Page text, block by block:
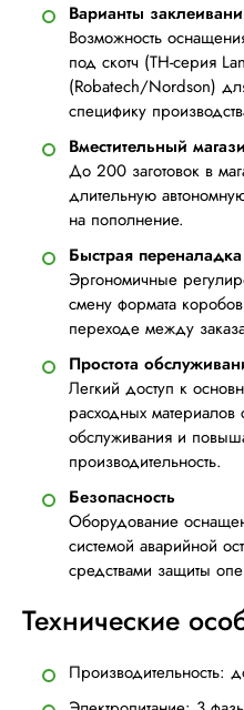
Варианты
Возможность
под скотч (TH-серия
(Robatech/Nordson)
специфику
Вместительный
До 200 заготовок в
длительную
на пополнение.
Быстрая переналадка
Эргономичные
смену формата
переходе между
Простота
Легкий доступ к
расходных материалов
обслуживания и
производительность.
Безопасность
Оборудование
системой аварийной
средствами защиты
Технические
Производительность: